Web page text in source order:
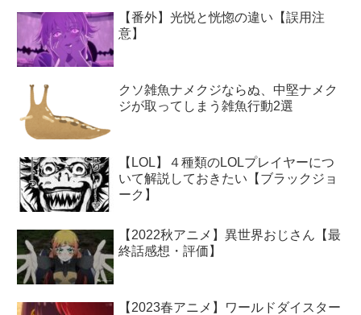
【番外】光悦と恍惚の違い【誤用注
意】
クソ雑魚ナメクジならぬ、中堅ナメク
ジが取ってしまう雑魚行動2選
【LOL】４種類のLOLプレイヤーにつ
いて解説しておきたい【ブラックジョ
ーク】
【2022秋アニメ】異世界おじさん【最
終話感想・評価】
【2023春アニメ】ワールドダイスター